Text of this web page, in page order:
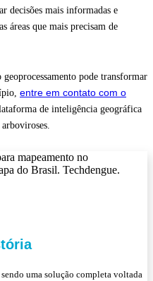
decisões mais informadas e
áreas que mais precisam de
geoprocessamento pode transformar
entre em contato com o
de inteligência geográfica
uma solução completa voltada